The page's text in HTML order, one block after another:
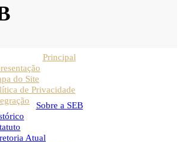
Principal
do Site
de Privacidade
Sobre a SEB
Atual